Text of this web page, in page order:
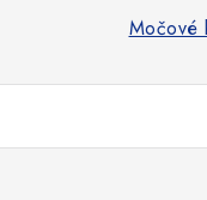
Močové